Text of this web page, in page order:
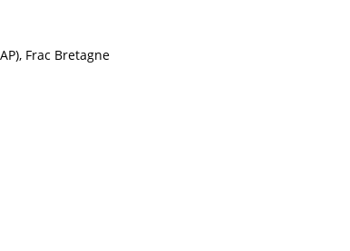
Frac Bretagne